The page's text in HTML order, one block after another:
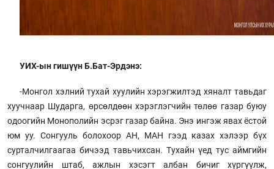
УИХ-ын гишүүн Б.Бат-Эрдэнэ:
-Монгол хэлний тухай хуулийн хэрэгжилтэд хяналт тавьдаг
хуучнаар Шударга, өрсөлдөөн хэрэглэгчийн төлөө газар буюу
одоогийн Монополийн эсрэг газар байна. Энэ ингэж явах ёстой
юм уу. Сонгууль болохоор АН, МАН гээд казах хэлээр бүх
сурталчилгаагаа бичээд тавьчихсан. Тухайн үед тус аймгийн
сонгуулийн штаб, ажлын хэсэгт албан бичиг хүргүүлж,